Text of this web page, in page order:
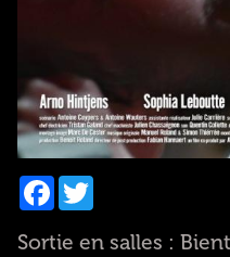
Facebook
Twitter
Sortie en salles :